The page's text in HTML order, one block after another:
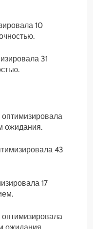
10
31
оптимизировала
ожидания.
43
17
оптимизировала